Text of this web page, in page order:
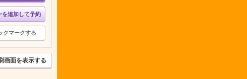
を追加して予約
クマークする
画面を表示する